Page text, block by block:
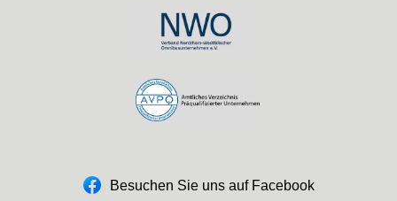
Besuchen Sie uns auf Facebook